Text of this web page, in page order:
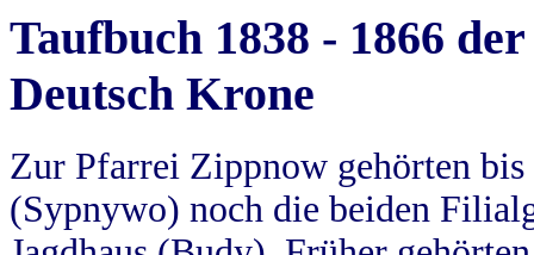
Taufbuch 1838 - 1866
Deutsch Krone
Zur Pfarrei Zippnow gehörten
(Sypnywo) noch die beiden